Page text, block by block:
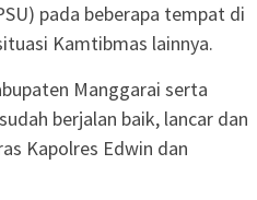
pada beberapa tempat di
Kamtibmas lainnya.
Manggarai serta
berjalan baik, lancar dan
Kapolres Edwin dan